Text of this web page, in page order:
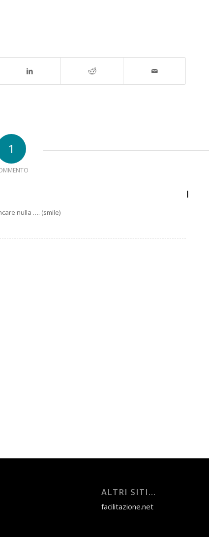
1
nulla …. (smile)
I
ALTRI SITI…
facilitazione.net